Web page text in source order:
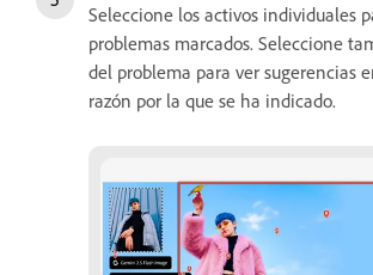
Seleccione los activos individuales
problemas marcados. Seleccione
del problema para ver sugerencias
razón por la que se ha indicado.